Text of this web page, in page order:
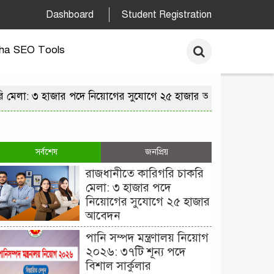
Dashboard Student Registration
SEO Tools
মেলা: ৩ হাজার পদে নিয়োগের সুযোগে ২৫ হাজার আবেদন
সর্বশেষ জনপ্রিয়
রাজধানীতে কারিগরি চাকরি
মেলা: ৩ হাজার পদে
নিয়োগের সুযোগে ২৫ হাজার
আবেদন
পানি সম্পদ মন্ত্রণালয় নিয়োগ
২০২৬: ৩৭টি শূন্য পদে
বিশাল সার্কুলার